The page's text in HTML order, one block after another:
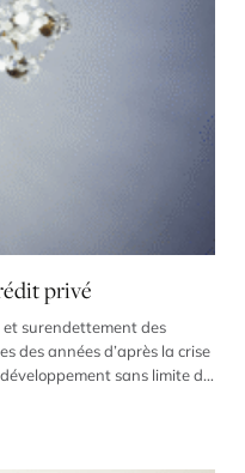
privé
surendettement des
des années d’après la crise
sans limite du
banques de financer les